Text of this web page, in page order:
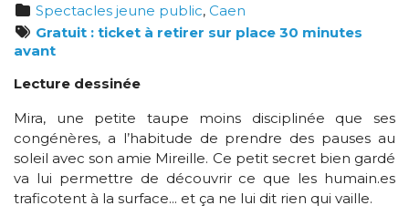
Spectacles jeune public, Caen
Gratuit : ticket à retirer sur place 30 minutes
avant
Lecture dessinée
Mira, une petite taupe moins disciplinée que ses
congénères, a l’habitude de prendre des pauses au
soleil avec son amie Mireille. Ce petit secret bien gardé
va lui permettre de découvrir ce que les humain.es
traficotent à la surface... et ça ne lui dit rien qui vaille.